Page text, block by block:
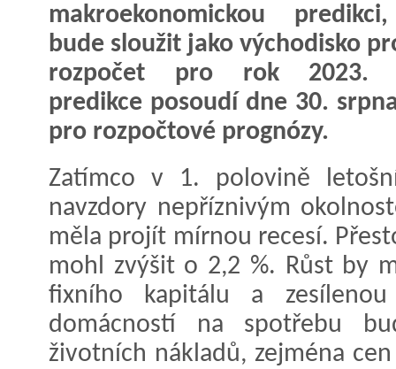
makroekonomickou
bude sloužit jako východisko
rozpočet pro rok 2023.
predikce posoudí dne 30.
pro rozpočtové prognózy.
Zatímco v 1. polovině
navzdory nepříznivým
měla projít mírnou recesí.
mohl zvýšit o 2,2 %. Růst by
fixního kapitálu a
domácností na spotřebu
životních nákladů, zejména